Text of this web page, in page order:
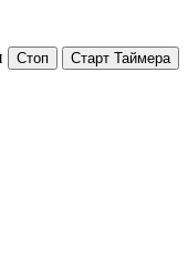
Стоп Старт Таймера